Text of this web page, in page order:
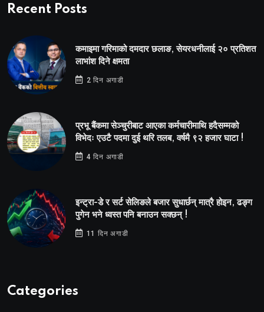
Recent Posts
कमाइमा गरिमाको दमदार छलाङ, सेयरधनीलाई २० प्रतिशत
लाभांश दिने क्षमता
2 दिन अगाडी
प्रभू बैंकमा सेञ्चुरीबाट आएका कर्मचारीमाथि हदैसम्मको
विभेदः एउटै पदमा दुई थरि तलब, वर्षमै ९२ हजार घाटा !
4 दिन अगाडी
इन्ट्रा-डे र सर्ट सेलिङले बजार सुधार्छन् मात्रै होइन, ढङ्ग
पुगेन भने ध्वस्त पनि बनाउन सक्छन् !
11 दिन अगाडी
Categories